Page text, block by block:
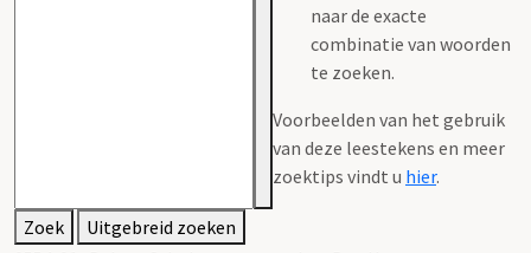
naar de exacte
combinatie van woorden
te zoeken.
Voorbeelden van het gebruik
van deze leestekens en meer
zoektips vindt u hier.
Zoek
Uitgebreid zoeken